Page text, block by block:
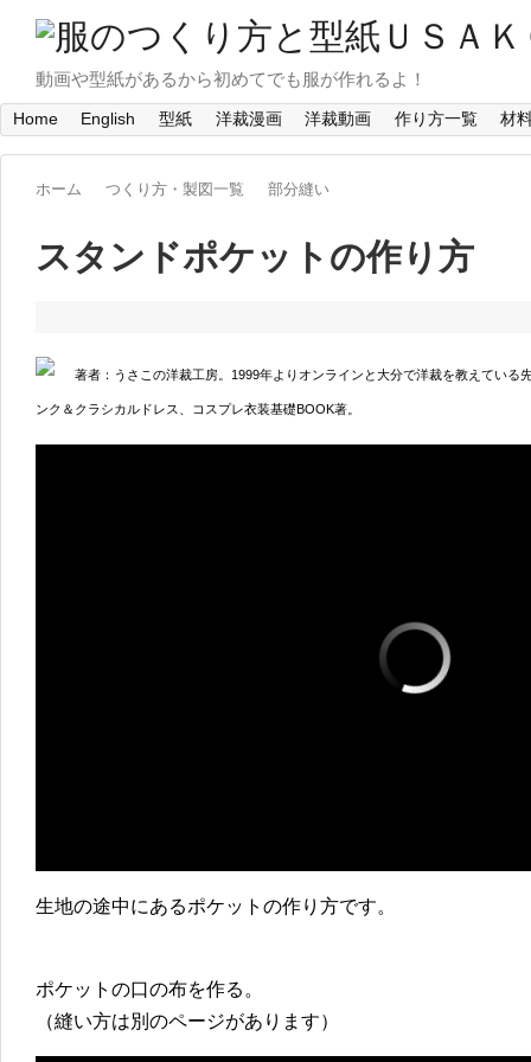
動画や型紙があるから初めてでも服が作れるよ！
Home English 型紙 洋裁漫画 洋裁動画 作り方一覧 材
ホーム つくり方・製図一覧 部分縫い
スタンドポケットの作り方
著者：うさこの洋裁工房。1999年よりオンラインと大分で洋裁を教えている
ンク＆クラシカルドレス、コスプレ衣装基礎BOOK著。
生地の途中にあるポケットの作り方です。
ポケットの口の布を作る。
（縫い方は別のページがあります）